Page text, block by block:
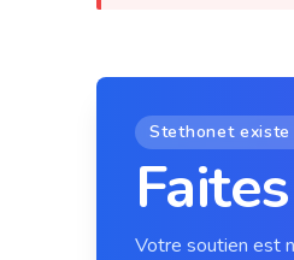
Stethonet existe
Votre soutien est